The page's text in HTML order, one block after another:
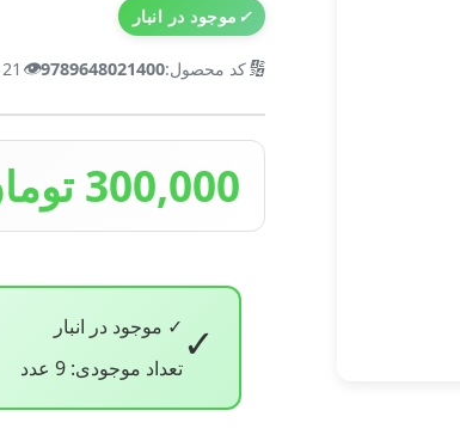
✓ موجود در انبار
🔢کد محصول:9789648021400
👁️ 21 بازدید
300,000 تومان
✓ ✓ موجود در انبار
تعداد موجودی: 9 عدد